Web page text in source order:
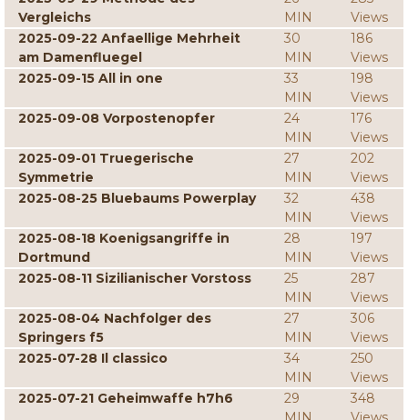
Vergleichs
MIN
Views
2025-09-22 Anfaellige Mehrheit
am Damenfluegel
30
MIN
186
Views
2025-09-15 All in one
33
MIN
198
Views
2025-09-08 Vorpostenopfer
24
MIN
176
Views
2025-09-01 Truegerische
Symmetrie
27
MIN
202
Views
2025-08-25 Bluebaums Powerplay
32
MIN
438
Views
2025-08-18 Koenigsangriffe in
Dortmund
28
MIN
197
Views
2025-08-11 Sizilianischer Vorstoss
25
MIN
287
Views
2025-08-04 Nachfolger des
Springers f5
27
MIN
306
Views
2025-07-28 Il classico
34
MIN
250
Views
2025-07-21 Geheimwaffe h7h6
29
348